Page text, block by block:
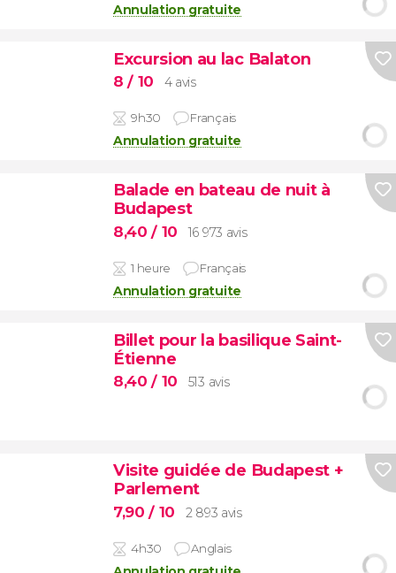
Annulation gratuite
Excursion au lac Balaton
8/ 10 4 avis
9h30 Français
Annulation gratuite
Balade en bateau de nuit à
Budapest
8,40/ 10 16 973 avis
1 heure Français
Annulation gratuite
Billet pour la basilique Saint-
Étienne
8,40/ 10 513 avis
Visite guidée de Budapest +
Parlement
7,90/ 10 2 893 avis
4h30 Anglais